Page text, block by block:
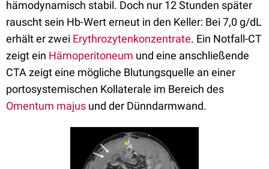
hämodynamisch stabil. Doch nur 12 Stunden später
rauscht sein Hb-Wert erneut in den Keller: Bei 7,0 g/dL
erhält er zwei Erythrozytenkonzentrate. Ein Notfall-CT
zeigt ein Hämoperitoneum und eine anschließende
CTA zeigt eine mögliche Blutungsquelle an einer
portosystemischen Kollaterale im Bereich des
Omentum majus und der Dünndarmwand.